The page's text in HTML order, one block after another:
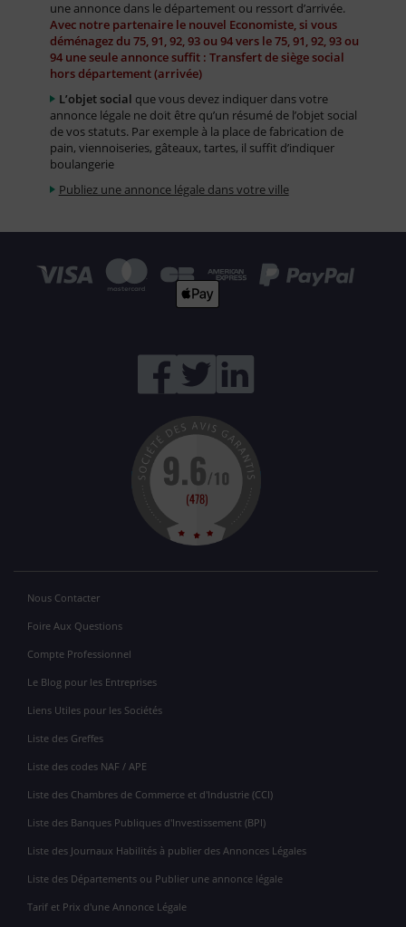
une annonce dans le département ou ressort d’arrivée.
Avec notre partenaire le nouvel Economiste, si vous
déménagez du 75, 91, 92, 93 ou 94 vers le 75, 91, 92, 93 ou
94 une seule annonce suffit : Transfert de siège social
hors département (arrivée)
L’objet social que vous devez indiquer dans votre
annonce légale ne doit être qu’un résumé de l’objet social
de vos statuts. Par exemple à la place de fabrication de
pain, viennoiseries, gâteaux, tartes, il suffit d’indiquer
boulangerie
Publiez une annonce légale dans votre ville
Nous Contacter
Foire Aux Questions
Compte Professionnel
Le Blog pour les Entreprises
Liens Utiles pour les Sociétés
Liste des Greffes
Liste des codes NAF / APE
Liste des Chambres de Commerce et d'Industrie (CCI)
Liste des Banques Publiques d'Investissement (BPI)
Liste des Journaux Habilités à publier des Annonces Légales
Liste des Départements ou Publier une annonce légale
Tarif et Prix d'une Annonce Légale